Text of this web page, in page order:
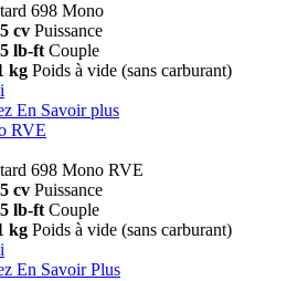
698 Mono
cv Puissance
lb-ft Couple
kg Poids à vide (sans carburant)
i
En Savoir plus
RVE
698 Mono RVE
cv Puissance
lb-ft Couple
kg Poids à vide (sans carburant)
i
En Savoir Plus